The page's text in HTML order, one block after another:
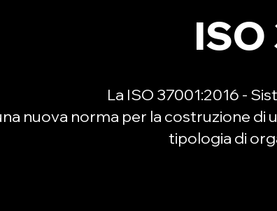
La ISO 37001:2016 -
nuova norma per la costruzione di
tipologia di